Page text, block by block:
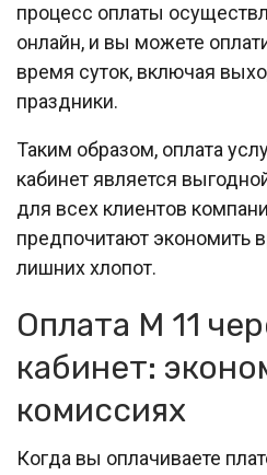
процесс оплаты
онлайн, и вы можете
время суток, включая
праздники.
Таким образом, оплата
кабинет является
для всех клиентов
предпочитают экономить
лишних хлопот.
Оплата М 11
кабинет:
комиссиях
Когда вы оплачиваете